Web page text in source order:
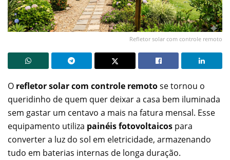
Refletor solar com controle remoto
O refletor solar com controle remotose tornou o
queridinho de quem quer deixar a casa bem iluminada
sem gastar um centavo a mais na fatura mensal. Esse
equipamento utiliza painéis fotovoltaicos para
converter a luz do sol em eletricidade, armazenando
tudo em baterias internas de longa duração.